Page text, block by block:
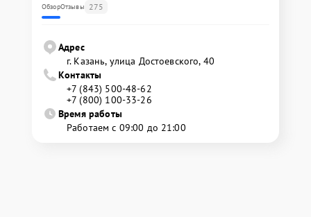
ОбзорОтзывы 275
Адрес
г. Казань, улица Достоевского, 40
Контакты
+7 (843) 500-48-62
+7 (800) 100-33-26
Время работы
Работаем с 09:00 до 21:00